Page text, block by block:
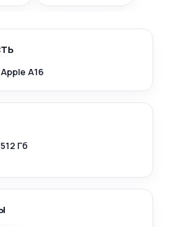
Apple A16
512 Гб